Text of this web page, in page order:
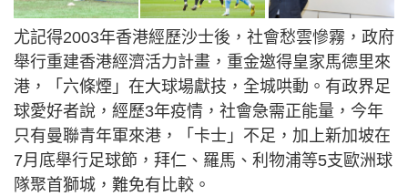
尤記得2003年香港經歷沙士後，社會愁雲慘霧，政府
舉行重建香港經濟活力計畫，重金邀得皇家馬德里來
港，「六條煙」在大球場獻技，全城哄動。有政界足
球愛好者說，經歷3年疫情，社會急需正能量，今年
只有曼聯青年軍來港，「卡士」不足，加上新加坡在
7月底舉行足球節，拜仁、羅馬、利物浦等5支歐洲球
隊聚首獅城，難免有比較。